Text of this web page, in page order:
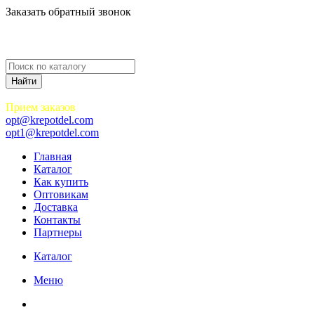
Заказать обратный звонок
Прием заказов
opt@krepotdel.com
opt1@krepotdel.com
Главная
Каталог
Как купить
Оптовикам
Доставка
Контакты
Партнеры
Каталог
Меню